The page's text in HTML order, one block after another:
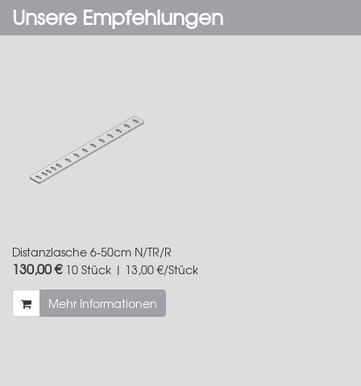
Unsere Empfehlungen
Distanzlasche 6-50cm N/TR/R
130,00 € 10 Stück | 13,00 €/Stück
Mehr Informationen